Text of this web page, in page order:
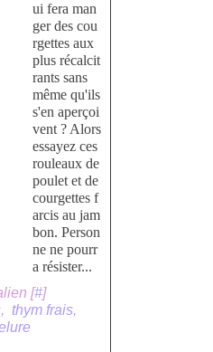
ui fera man
ger des cou
rgettes aux
plus récalcit
rants sans
même qu'ils
s'en aperçoi
vent ? Alors
essayez ces
rouleaux de
poulet et de
courgettes f
arcis au jam
bon. Person
ne ne pourr
a résister...
[#]
, thym frais,